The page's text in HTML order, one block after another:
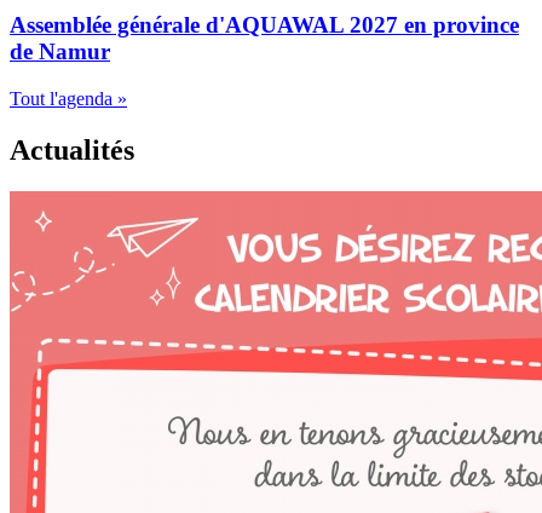
Assemblée générale d'AQUAWAL 2027 en province
de Namur
Tout l'agenda »
Actualités